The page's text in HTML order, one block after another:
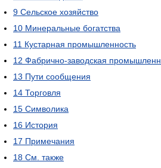
9 Сельское хозяйство
10 Минеральные богатства
11 Кустарная промышленность
12 Фабрично-заводская
13 Пути сообщения
14 Торговля
15 Символика
16 История
17 Примечания
18 См. также